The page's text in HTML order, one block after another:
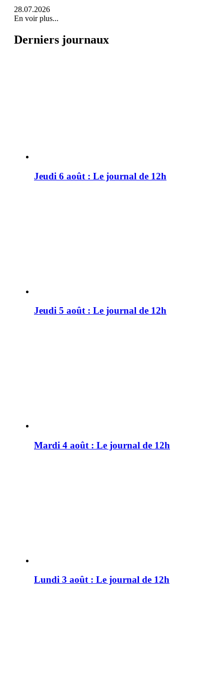
28.07.2026
En voir plus...
Derniers journaux
Jeudi 6 août : Le journal de 12h
Jeudi 5 août : Le journal de 12h
Mardi 4 août : Le journal de 12h
Lundi 3 août : Le journal de 12h